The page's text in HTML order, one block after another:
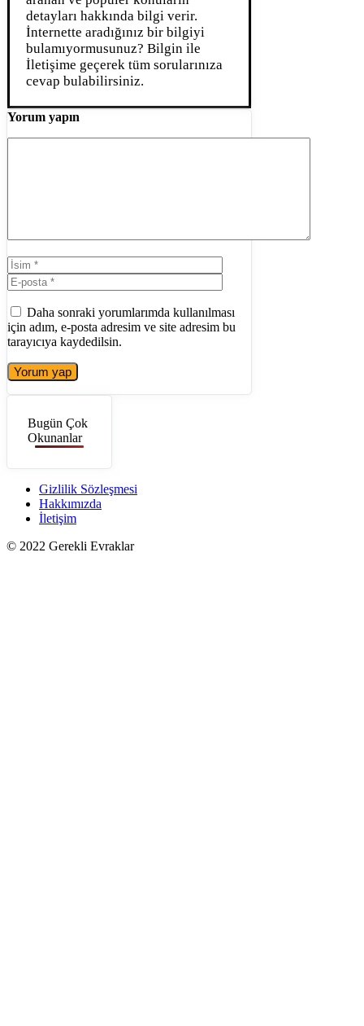
detayları hakkında bilgi verir.
İnternette aradığınız bir bilgiyi
bulamıyormusunuz? Bilgin ile
İletişime geçerek tüm sorularınıza
cevap bulabilirsiniz.
Yorum yapın
İsim
posta
sitesi
Daha sonraki yorumlarımda kullanılması
için adım, e-posta adresim ve site adresim bu
tarayıcıya kaydedilsin.
Bugün Çok
Okunanlar
Gizlilik Sözleşmesi
Hakkımızda
İletişim
© 2022 Gerekli Evraklar